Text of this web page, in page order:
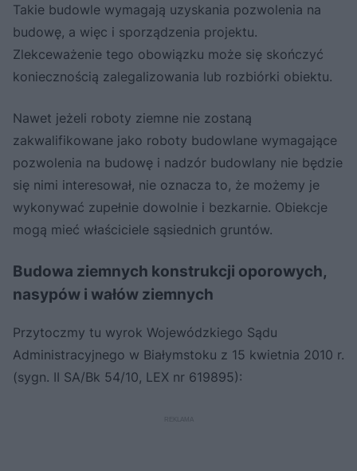
Takie budowle wymagają uzyskania pozwolenia na
budowę, a więc i sporządzenia projektu.
Zlekceważenie tego obowiązku może się skończyć
koniecznością zalegalizowania lub rozbiórki obiektu.
Nawet jeżeli roboty ziemne nie zostaną
zakwalifikowane jako roboty budowlane wymagające
pozwolenia na budowę i nadzór budowlany nie będzie
się nimi interesował, nie oznacza to, że możemy je
wykonywać zupełnie dowolnie i bezkarnie. Obiekcje
mogą mieć właściciele sąsiednich gruntów.
Budowa ziemnych konstrukcji oporowych,
nasypów i wałów ziemnych
Przytoczmy tu wyrok Wojewódzkiego Sądu
Administracyjnego w Białymstoku z 15 kwietnia 2010 r.
(sygn. II SA/Bk 54/10, LEX nr 619895):